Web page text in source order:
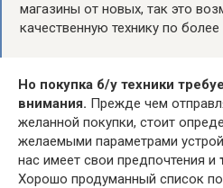
магазины от новых, так это
качественную технику по
Но покупка б/у техники
внимания. Прежде чем
желанной покупки, стоит
желаемыми параметрами
нас имеет свои предпочтения и
Хорошо продуманный список